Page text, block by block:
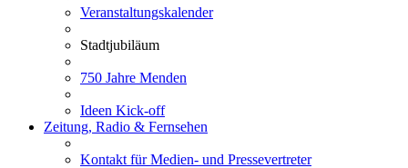
Veranstaltungskalender
Stadtjubiläum
750 Jahre Menden
Ideen Kick-off
Zeitung, Radio & Fernsehen
Kontakt für Medien- und Pressevertreter